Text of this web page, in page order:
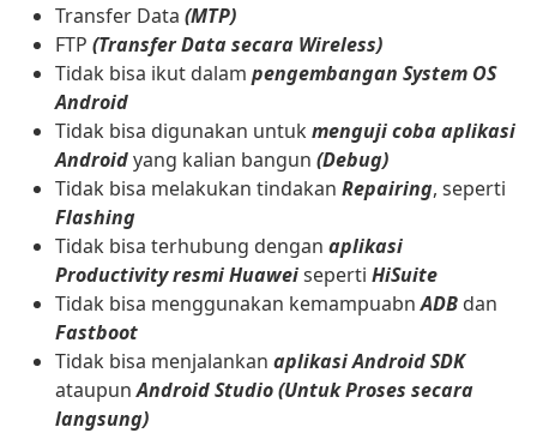
Transfer Data (MTP)
FTP (Transfer Data secara Wireless)
Tidak bisa ikut dalam pengembangan System OS
Android
Tidak bisa digunakan untukmenguji coba aplikasi
Androidyang kalian bangun (Debug)
Tidak bisa melakukan tindakan Repairing, seperti
Flashing
Tidak bisa terhubung dengan aplikasi
Productivity resmi Huaweiseperti HiSuite
Tidak bisa menggunakan kemampuabnADB dan
Fastboot
Tidak bisa menjalankan aplikasi Android SDK
ataupunAndroid Studio (Untuk Proses secara
langsung)